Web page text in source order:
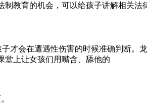
教育的机会，可以给孩子讲解相关法
才会在遭遇性伤害的时候准确判断。
堂上让女孩们用嘴含、舔他的